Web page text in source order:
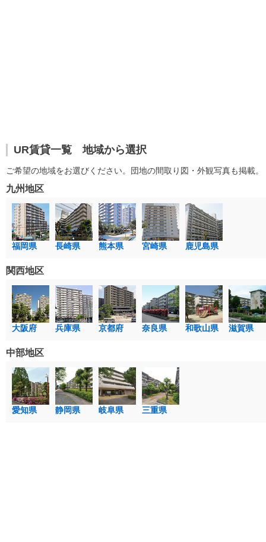
UR賃貸一覧 地域から選択
ご希望の地域をお選びください。団地の間取り図・外観写真も掲載。
九州地区
福岡県 長崎県 熊本県 宮崎県 鹿児島県
関西地区
大阪府 兵庫県 京都府 奈良県 和歌山県 滋賀県
中部地区
愛知県 静岡県 岐阜県 三重県